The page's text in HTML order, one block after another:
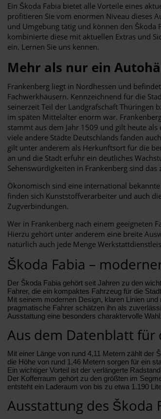
Ein Škoda Fabia bietet alle Vorteile eines
profitieren Sie vom enormen Niveau dieses
und Umgebung tätig und können den
kombinierte diese mit aktuellen Extras und
ein. Lernen Sie uns kennen.
Mehr als nur ein
Frankenberg liegt in Nordhessen und
Fachwerkhäusern. Kennzeichnend für die
seinerzeit Teil der Landgrafschaft Thüringen
im späten Mittelalter enorm war.
stammt aus dem Jahr 1509 und gilt heute
viele andere Städte Deutschlands fanden
gilt unter anderem als Herkunftsort für die
an und die Stadt erfuhr ein deutliches
Sehenswürdigkeiten in Frankenberg sind
Ökonomisch sind eine international
finden sich Kunststoffverarbeiter und auch
Zugverbindungen.
Wer in Frankenberg nach einem geeigneten
Hierzu gehört unter anderem eine breite
natürlich auch jede Menge
Škoda Fabia –
Der Škoda Fabia gehört seit Jahren zu den
Fahrer, die ein kompaktes Fahrzeug für die
Mit seinem modernen Design, klaren Linien
pragmatische Fahrer schätzen ihn als
Ausstattung eine besonders charaktervolle Wahl.
Aus dem Datenblatt für
Mit einer Länge von rund 4,11 Metern zählt der
die Höhe von rund 1,46 Metern sorgen für ein
Ein wichtiger Vorteil ist der verlängerte
Der Kofferraum gehört zu den größten im
entsteht ein Laderaum von bis zu etwa 1.190
Ausstattung des Škoda